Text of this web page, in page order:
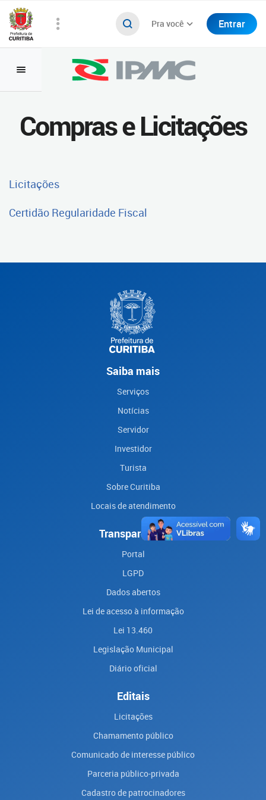
Pra você Entrar
Compras e Licitações
Licitações
Certidão Regularidade Fiscal
Saiba mais
Serviços
Notícias
Servidor
Investidor
Turista
Sobre Curitiba
Locais de atendimento
Transparência
Portal
LGPD
Dados abertos
Lei de acesso à informação
Lei 13.460
Legislação Municipal
Diário oficial
Editais
Licitações
Chamamento público
Comunicado de interesse público
Parceria público-privada
Cadastro de patrocinadores